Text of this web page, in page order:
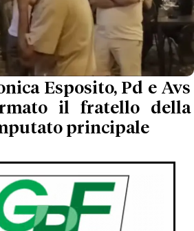
Esposito, Pd e Avs
il fratello della
principale